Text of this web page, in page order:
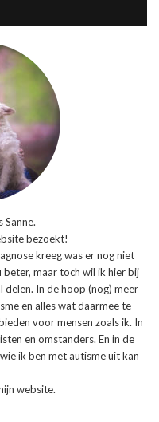
Sanne.
bezoekt!
kreeg was er nog niet
maar toch wil ik hier bij
delen. In de hoop (nog) meer
en alles wat daarmee te
voor mensen zoals ik. In
en omstanders. En in de
ik ben met autisme uit kan
website.